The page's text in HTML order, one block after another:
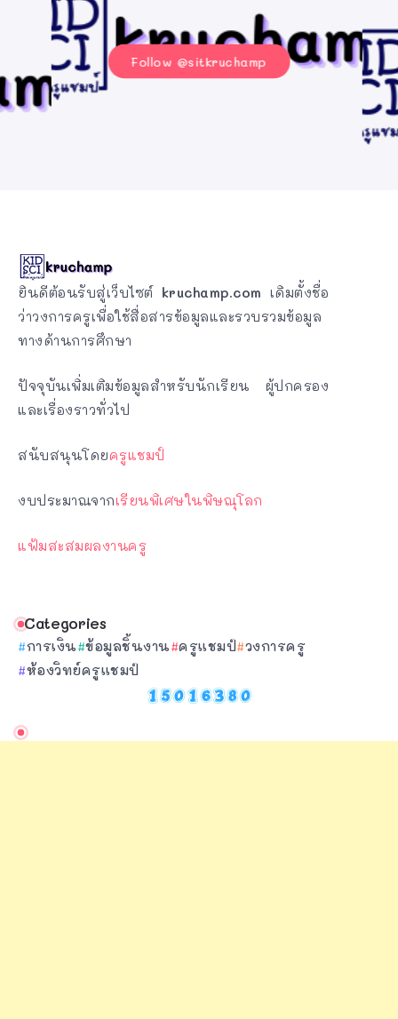
Follow @sitkruchamp
ยินดีต้อนรับสู่เว็บไซต์ kruchamp.com เดิมตั้งชื่อ
ว่าวงการครูเพื่อใช้สื่อสารข้อมูลและรวบรวมข้อมูล
ทางด้านการศึกษา
ปัจจุบันเพิ่มเติมข้อมูลสำหรับนักเรียน ผู้ปกครอง
และเรื่องราวทั่วไป
สนับสนุนโดยครูแชมป์
งบประมาณจากเรียนพิเศษในพิษณุโลก
แฟ้มสะสมผลงานครู
Categories
การเงิน ข้อมูลชิ้นงาน ครูแชมป์ วงการครู
ห้องวิทย์ครูแชมป์